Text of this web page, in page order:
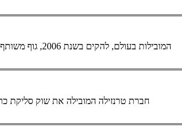
... המובילות בעולם, להקים בשנת 2006, גוף משותף שמטרתו להגדיר סט של חוקים ותקנות לשמירת נתונים של כרטיס אשראי שיחולו על כל גוף המבצע סליקת
חברת טרנזילה המובילה את שוק סליקת